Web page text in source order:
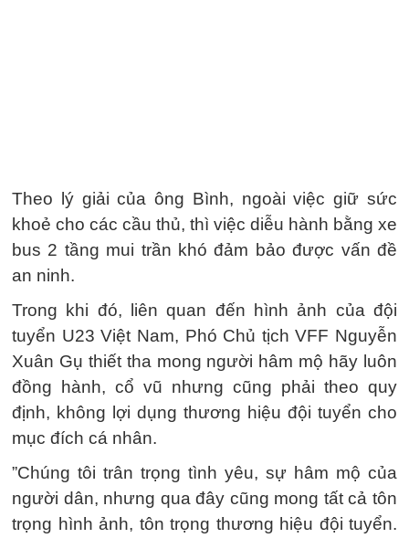
Theo lý giải của ông Bình, ngoài việc giữ sức
khoẻ cho các cầu thủ, thì việc diễu hành bằng xe
bus 2 tầng mui trần khó đảm bảo được vấn đề
an ninh.
Trong khi đó, liên quan đến hình ảnh của đội
tuyển U23 Việt Nam, Phó Chủ tịch VFF Nguyễn
Xuân Gụ thiết tha mong người hâm mộ hãy luôn
đồng hành, cổ vũ nhưng cũng phải theo quy
định, không lợi dụng thương hiệu đội tuyển cho
mục đích cá nhân.
”Chúng tôi trân trọng tình yêu, sự hâm mộ của
người dân, nhưng qua đây cũng mong tất cả tôn
trọng hình ảnh, tôn trọng thương hiệu đội tuyển.